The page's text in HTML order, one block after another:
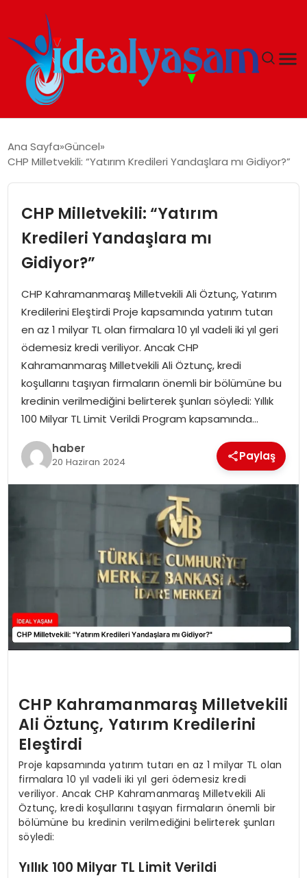
EKONOMI
İDEAL YAŞAM
YAŞAM
MAGAZIN
SAĞLIK
SOSYAL HABER
Ana Sayfa Güncel
CHP Milletvekili: “Yatırım Kredileri Yandaşlara mı Gidiyor?”
CHP Milletvekili: “Yatırım
Kredileri Yandaşlara mı
Gidiyor?”
CHP Kahramanmaraş Milletvekili Ali Öztunç, Yatırım
Kredilerini Eleştirdi Proje kapsamında yatırım tutarı
en az 1 milyar TL olan firmalara 10 yıl vadeli iki yıl geri
ödemesiz kredi veriliyor. Ancak CHP
Kahramanmaraş Milletvekili Ali Öztunç, kredi
koşullarını taşıyan firmaların önemli bir bölümüne bu
kredinin verilmediğini belirterek şunları söyledi: Yıllık
100 Milyar TL Limit Verildi Program kapsamında…
haber
20 Haziran 2024 Paylaş
CHP Kahramanmaraş Milletvekili
Ali Öztunç, Yatırım Kredilerini
Eleştirdi
Proje kapsamında yatırım tutarı en az 1 milyar TL olan
firmalara 10 yıl vadeli iki yıl geri ödemesiz kredi
veriliyor. Ancak CHP Kahramanmaraş Milletvekili Ali
Öztunç, kredi koşullarını taşıyan firmaların önemli bir
bölümüne bu kredinin verilmediğini belirterek şunları
söyledi:
Yıllık 100 Milyar TL Limit Verildi